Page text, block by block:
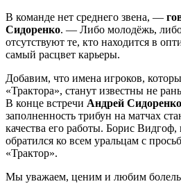
В команде нет среднего звена, —
Сидоренко. — Либо молодёжь,
отсутствуют те, кто находится в
самый расцвет карьеры.
Добавим, что имена игроков,
«Трактора», станут известны не
В конце встречи Андрей
заполненность трибун на матчах
качества его работы. Борис Видгоф,
обратился ко всем уральцам с
«Трактор».
Мы уважаем, ценим и любим